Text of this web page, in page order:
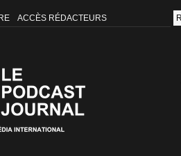
ACCÈS RÉDACTEURS